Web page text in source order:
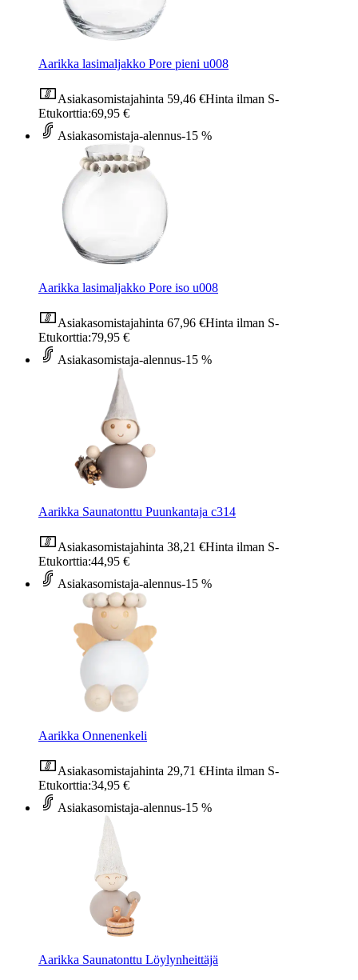
Aarikka lasimaljakko Pore pieni u008
Asiakasomistajahinta 59,46 €Hinta ilman S-
Etukorttia:69,95 €
Asiakasomistaja-alennus-15 %
Aarikka lasimaljakko Pore iso u008
Asiakasomistajahinta 67,96 €Hinta ilman S-
Etukorttia:79,95 €
Asiakasomistaja-alennus-15 %
Aarikka Saunatonttu Puunkantaja c314
Asiakasomistajahinta 38,21 €Hinta ilman S-
Etukorttia:44,95 €
Asiakasomistaja-alennus-15 %
Aarikka Onnenenkeli
Asiakasomistajahinta 29,71 €Hinta ilman S-
Etukorttia:34,95 €
Asiakasomistaja-alennus-15 %
Aarikka Saunatonttu Löylynheittäjä